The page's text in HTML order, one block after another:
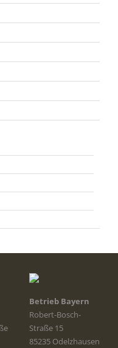
Betrieb Bayern
Robert-Bosch-
Straße 15
85235 Odelzhausen